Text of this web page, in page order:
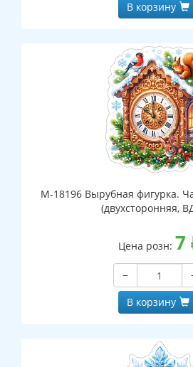
В корзину
М-18196 Вырубная фигурка.
(двухсторонняя,
Цена розн: 7
−
В корзину